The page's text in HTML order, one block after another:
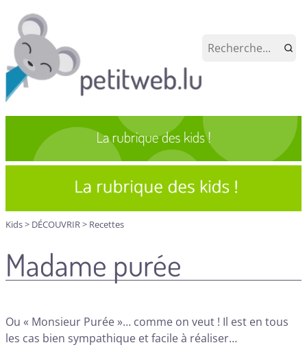
Kids> DÉCOUVRIR> Recettes
Madame purée
Ou « Monsieur Purée »… comme on veut ! Il est en tous
les cas bien sympathique et facile à réaliser…